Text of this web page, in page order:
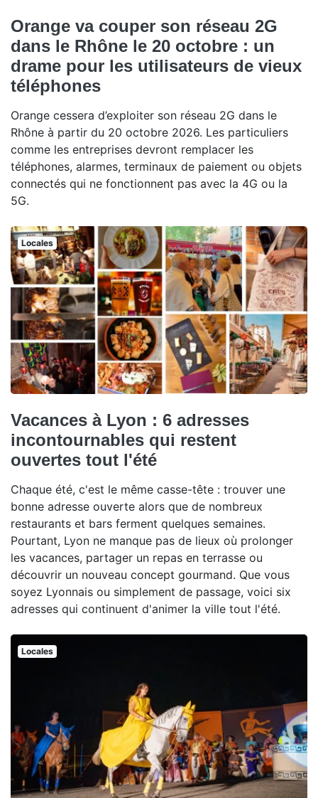
Orange va couper son réseau 2G
dans le Rhône le 20 octobre : un
drame pour les utilisateurs de vieux
téléphones
Orange cessera d’exploiter son réseau 2G dans le
Rhône à partir du 20 octobre 2026. Les particuliers
comme les entreprises devront remplacer les
téléphones, alarmes, terminaux de paiement ou objets
connectés qui ne fonctionnent pas avec la 4G ou la
5G.
Locales
Vacances à Lyon : 6 adresses
incontournables qui restent
ouvertes tout l'été
Chaque été, c'est le même casse-tête : trouver une
bonne adresse ouverte alors que de nombreux
restaurants et bars ferment quelques semaines.
Pourtant, Lyon ne manque pas de lieux où prolonger
les vacances, partager un repas en terrasse ou
découvrir un nouveau concept gourmand. Que vous
soyez Lyonnais ou simplement de passage, voici six
adresses qui continuent d'animer la ville tout l'été.
Locales